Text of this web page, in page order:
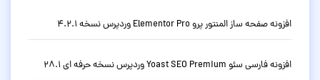
افزونه صفحه ساز المنتور پرو Elementor Pro وردپرس نسخه 4.2.1
افزونه فارسی سئو Yoast SEO Premium وردپرس نسخه حرفه ای 28.1